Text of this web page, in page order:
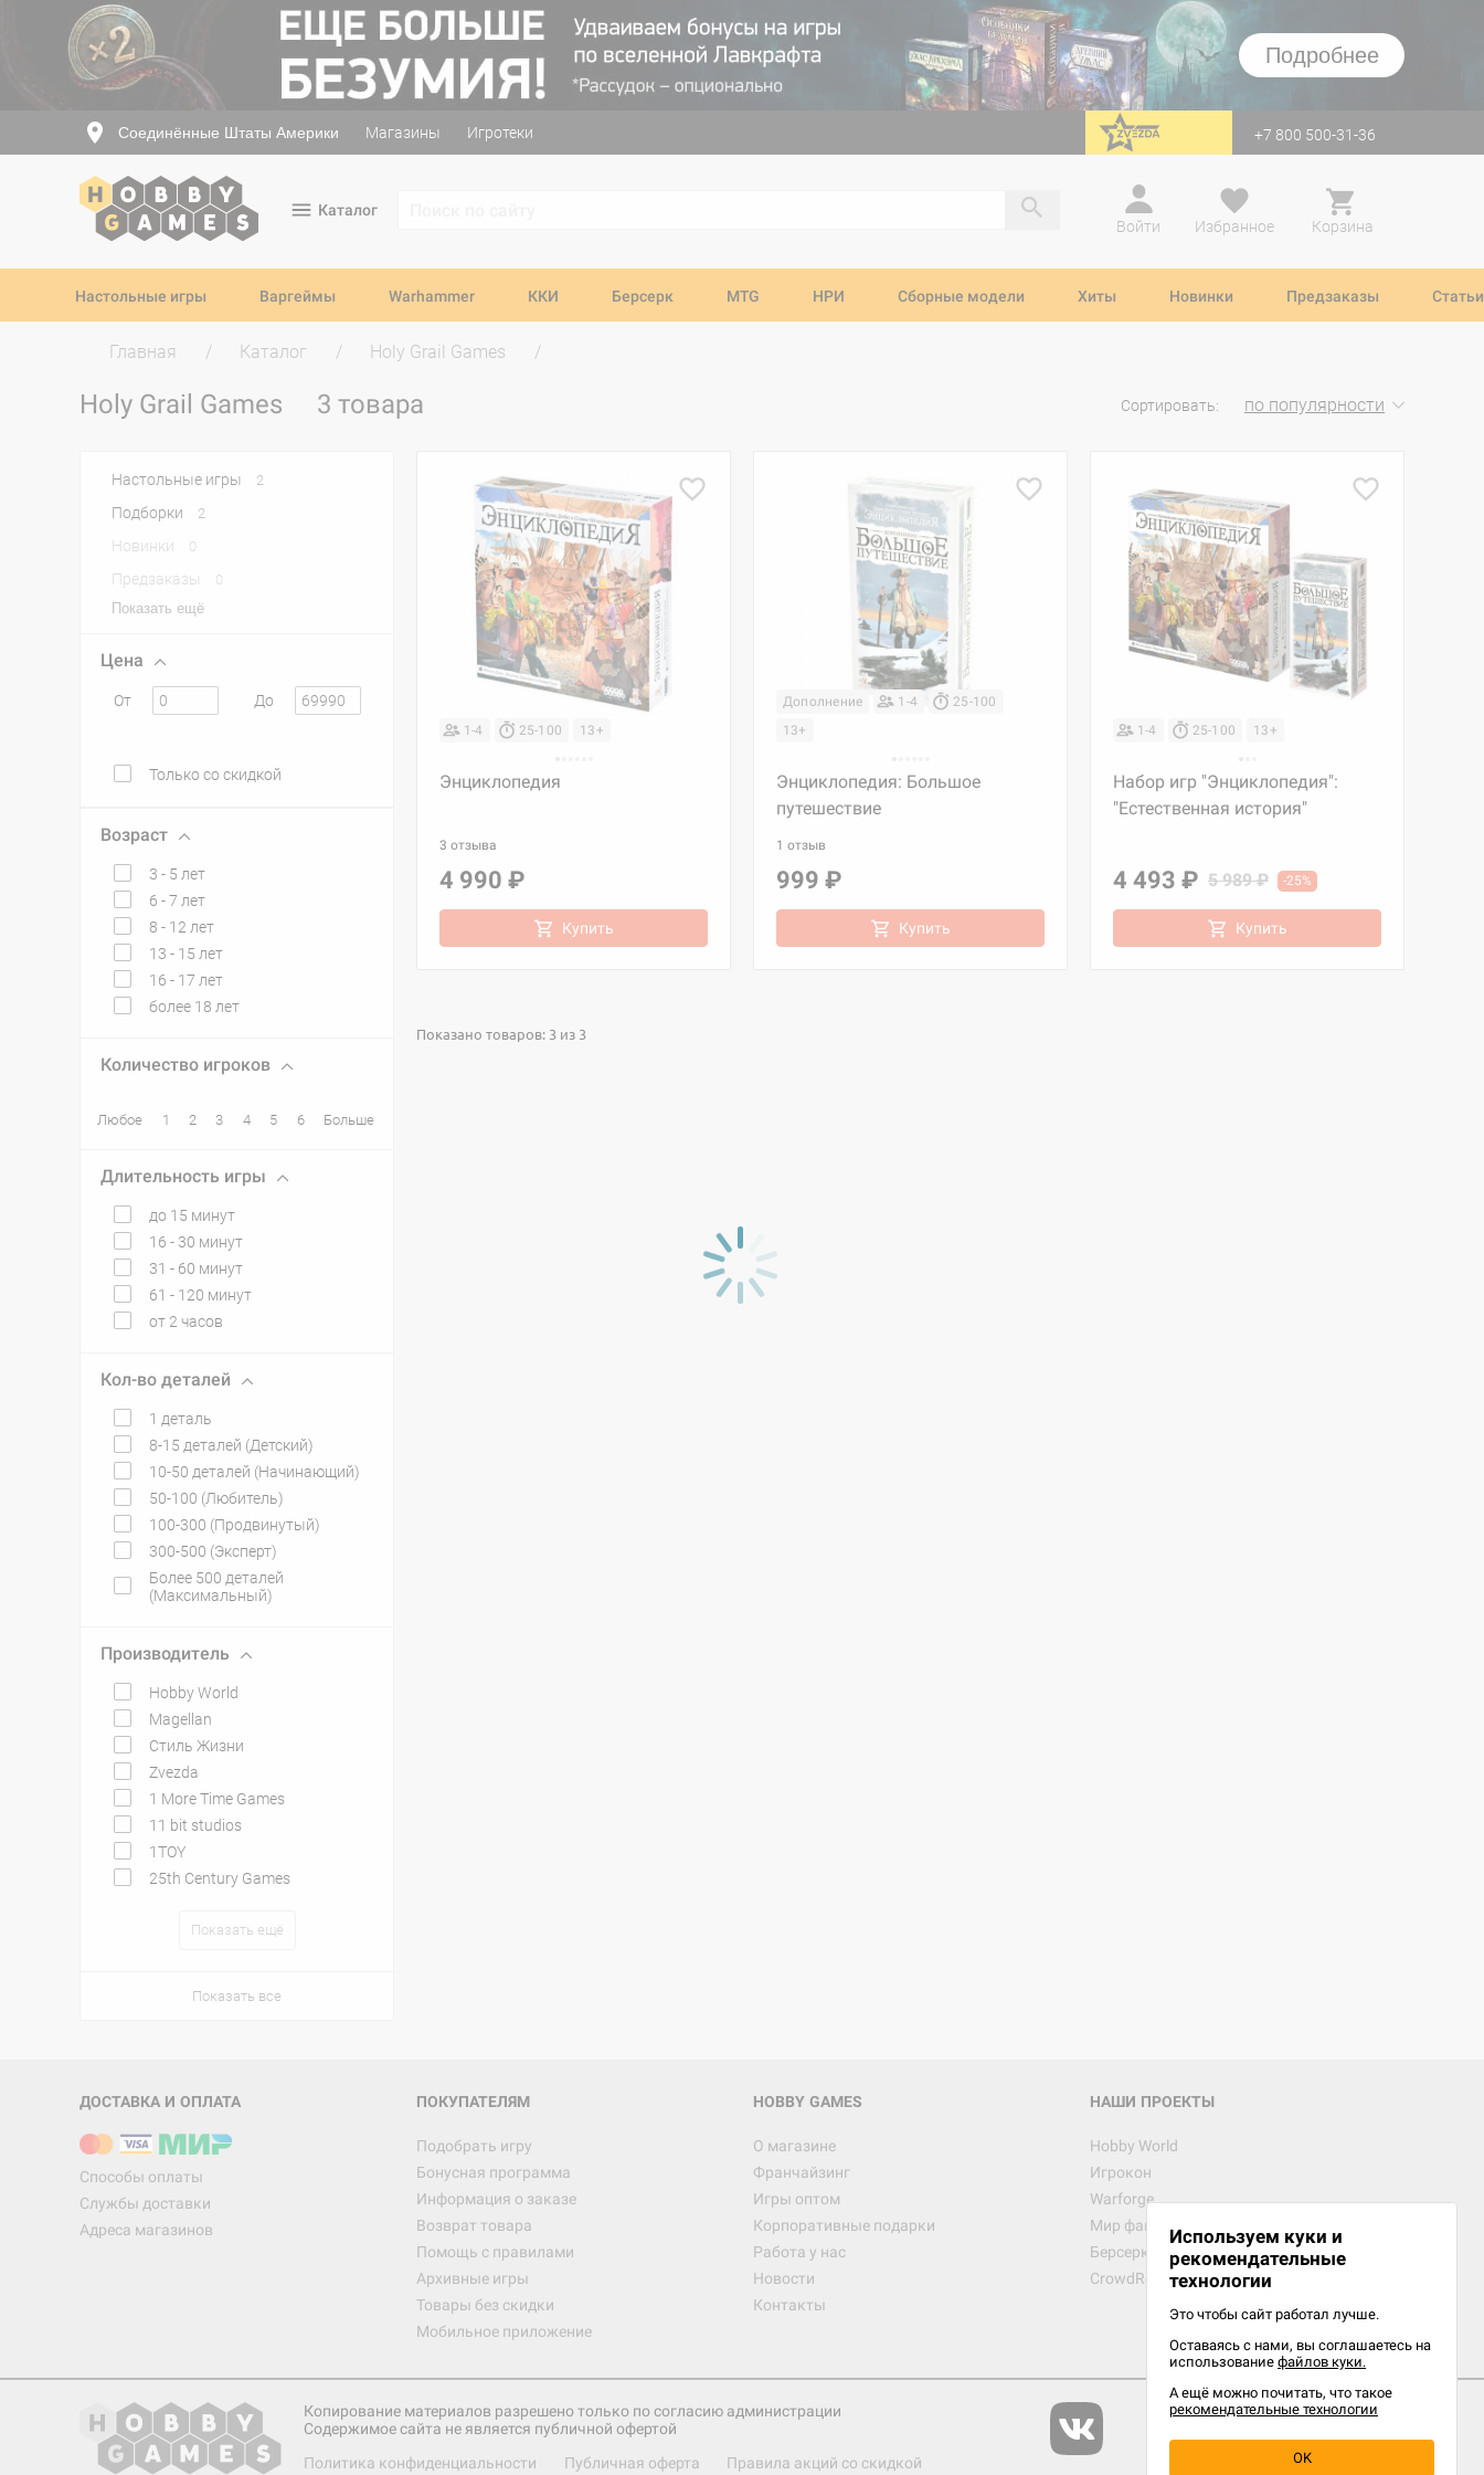
Подробнее
Соединённые Штаты Америки Магазины Игротеки перейти на Zvezda +7 800 500-31-36
Каталог
Войти
Избранное Корзина
Настольные игры Варгеймы Warhammer ККИ Берсерк MTG НРИ Сборные модели Хиты Новинки Предзаказы Статьи
Главная Каталог Holy Grail Games
Holy Grail Games 3 товара Сортировать: по популярности
Настольные игры 2
Подборки 2
Новинки 0
Предзаказы
0
Показать ещё
Цена
От До
Только со скидкой
Возраст
3 - 5 лет
6 - 7 лет
8 - 12 лет
13 - 15 лет
16 - 17 лет
более 18 лет
Количество игроков
Любое 1 2 3 4 5 6 Больше
Длительность игры
до 15 минут
16 - 30 минут
31 - 60 минут
61 - 120 минут
от 2 часов
Кол-во деталей
1 деталь
8-15 деталей (Детский)
10-50 деталей (Начинающий)
50-100 (Любитель)
100-300 (Продвинутый)
300-500 (Эксперт)
Более 500 деталей
(Максимальный)
Производитель
Hobby World
Magellan
Стиль Жизни
Zvezda
1 More Time Games
11 bit studios
1TOY
25th Century Games
Показать ещё
Показать все
1-4 25-100 13+
Энциклопедия
3 отзыва
4 990 ₽
Купить
Дополнение 1-4
25-100
13+
Энциклопедия: Большое
путешествие
1 отзыв
999 ₽
Купить
1-4 25-100 13+
Набор игр "Энциклопедия":
"Естественная история"
4 493 ₽ 5 989 ₽ -25%
Купить
Показано товаров: 3 из 3
ДОСТАВКА И ОПЛАТА
Способы оплаты
Службы доставки
Адреса магазинов
ПОКУПАТЕЛЯМ
Подобрать игру
Бонусная программа
Информация о заказе
Возврат товара
Помощь с правилами
Архивные игры
Товары без скидки
Мобильное приложение
HOBBY GAMES
О магазине
Франчайзинг
Игры оптом
Корпоративные подарки
Работа у нас
Новости
Контакты
НАШИ ПРОЕКТЫ
Hobby World
Игрокон
Warforge
Мир фантастики
Берсерк
CrowdRepublic
Копирование материалов разрешено только по согласию администрации
Содержимое сайта не является публичной офертой
Политика конфиденциальности
Публичная оферта Правила акций со скидкой
Используем куки и
рекомендательные
технологии
Это чтобы сайт работал лучше.
Оставаясь с нами, вы соглашаетесь на
использование файлов куки.
А ещё можно почитать, что такое
рекомендательные технологии
OK